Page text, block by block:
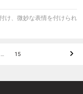
け、微妙な表情を付けられ
… 15